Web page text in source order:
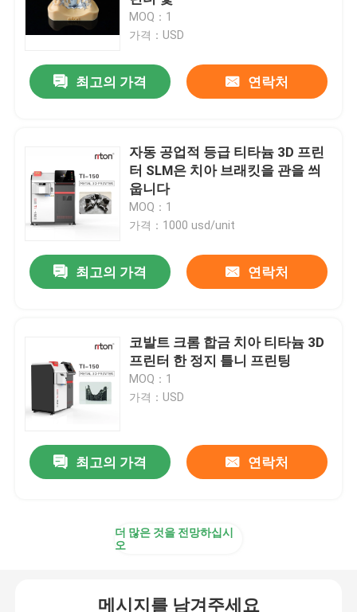
MOQ：1
가격：USD
최고의 가격 연락처
자동 공업적 등급 티타늄 3D 프린
터 SLM은 치아 브래킷을 관을 씌
웁니다
MOQ：1
가격：1000 usd/unit
최고의 가격 연락처
코발트 크롬 합금 치아 티타늄 3D
프린터 한 정지 틀니 프린팅
MOQ：1
가격：USD
최고의 가격 연락처
더 많은 것을 전망하십시
오
메시지를 남겨주세요